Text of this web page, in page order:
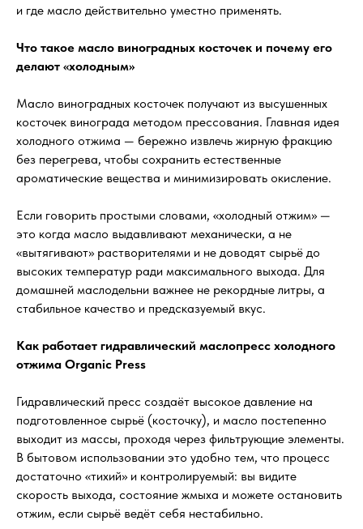
и где масло действительно уместно применять.
Что такое масло виноградных косточек и почему его
делают «холодным»
Масло виноградных косточек получают из высушенных
косточек винограда методом прессования. Главная идея
холодного отжима — бережно извлечь жирную фракцию
без перегрева, чтобы сохранить естественные
ароматические вещества и минимизировать окисление.
Если говорить простыми словами, «холодный отжим» —
это когда масло выдавливают механически, а не
«вытягивают» растворителями и не доводят сырьё до
высоких температур ради максимального выхода. Для
домашней маслодельни важнее не рекордные литры, а
стабильное качество и предсказуемый вкус.
Как работает гидравлический маслопресс холодного
отжима Organic Press
Гидравлический пресс создаёт высокое давление на
подготовленное сырьё (косточку), и масло постепенно
выходит из массы, проходя через фильтрующие элементы.
В бытовом использовании это удобно тем, что процесс
достаточно «тихий» и контролируемый: вы видите
скорость выхода, состояние жмыха и можете остановить
отжим, если сырьё ведёт себя нестабильно.